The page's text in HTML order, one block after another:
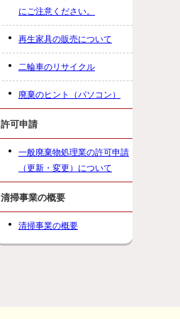
にご注意ください。
再生家具の販売について
二輪車のリサイクル
廃棄のヒント（パソコン）
許可申請
一般廃棄物処理業の許可申請
（更新・変更）について
清掃事業の概要
清掃事業の概要